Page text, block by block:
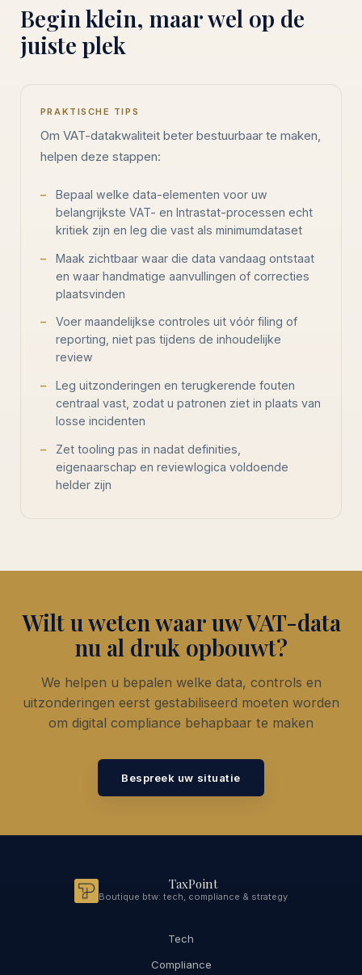
Begin klein, maar wel op de
juiste plek
PRAKTISCHE TIPS
Om VAT-datakwaliteit beter bestuurbaar te maken,
helpen deze stappen:
Bepaal welke data-elementen voor uw
belangrijkste VAT- en Intrastat-processen echt
kritiek zijn en leg die vast als minimumdataset
Maak zichtbaar waar die data vandaag ontstaat
en waar handmatige aanvullingen of correcties
plaatsvinden
Voer maandelijkse controles uit vóór filing of
reporting, niet pas tijdens de inhoudelijke
review
Leg uitzonderingen en terugkerende fouten
centraal vast, zodat u patronen ziet in plaats van
losse incidenten
Zet tooling pas in nadat definities,
eigenaarschap en reviewlogica voldoende
helder zijn
Wilt u weten waar uw VAT-data
nu al druk opbouwt?
We helpen u bepalen welke data, controls en
uitzonderingen eerst gestabiliseerd moeten worden
om digital compliance behapbaar te maken
Bespreek uw situatie
TaxPoint
Boutique btw: tech, compliance & strategy
Tech
Compliance